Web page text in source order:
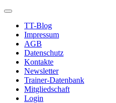
TT-Blog
Impressum
AGB
Datenschutz
Kontakte
Newsletter
Trainer-Datenbank
Mitgliedschaft
Login